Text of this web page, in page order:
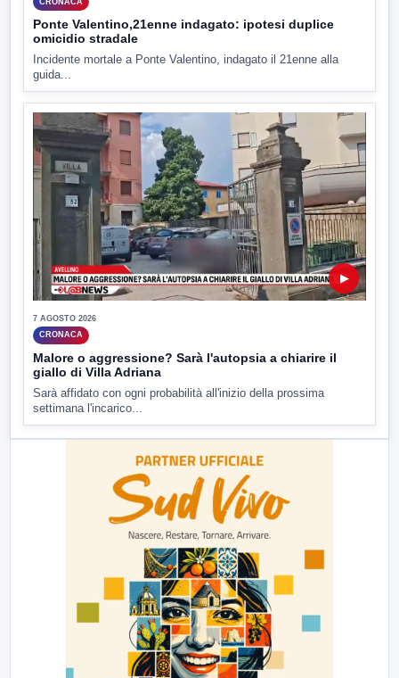
Ponte Valentino,21enne indagato: ipotesi duplice
omicidio stradale
Incidente mortale a Ponte Valentino, indagato il 21enne alla
guida...
▶
7 AGOSTO 2026
CRONACA
Malore o aggressione? Sarà l'autopsia a chiarire il
giallo di Villa Adriana
Sarà affidato con ogni probabilità all'inizio della prossima
settimana l'incarico...